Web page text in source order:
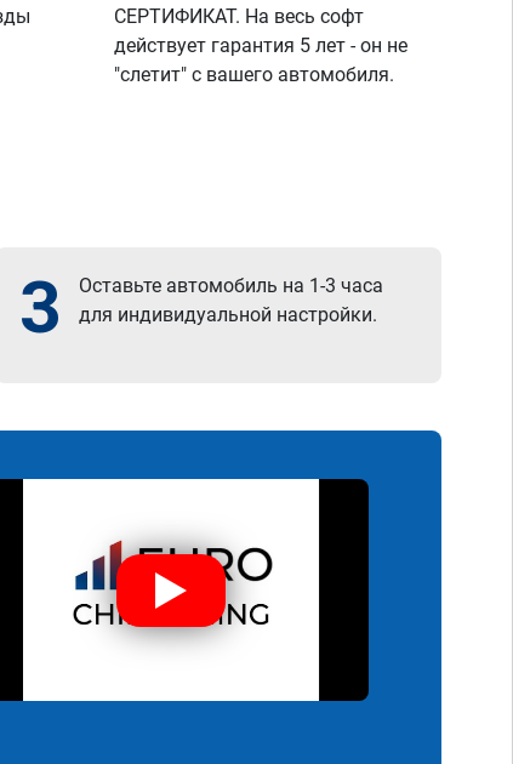
СЕРТИФИКАТ. На весь софт
действует гарантия 5 лет - он не
"слетит" с вашего автомобиля.
3
Оставьте автомобиль на 1-3 часа
для индивидуальной настройки.